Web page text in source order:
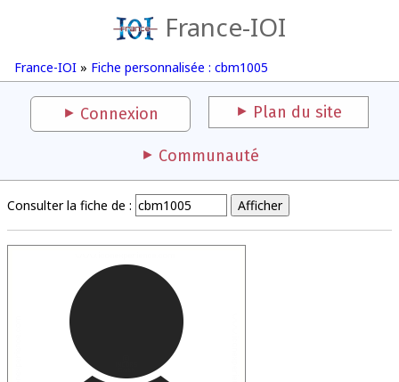
France-IOI
France-IOI » Fiche personnalisée : cbm1005
Connexion Plan du site
Communauté
Consulter la fiche de :